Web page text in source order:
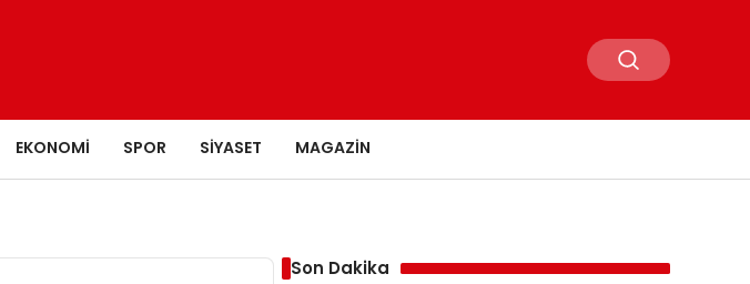
EKONOMI SPOR SIYASET MAGAZIN
Son Dakika